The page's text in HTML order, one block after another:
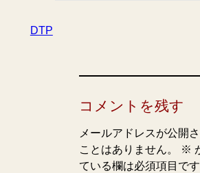
DTP
コメントを残す
メールアドレスが公開
ことはありません。
※
ている欄は必須項目です